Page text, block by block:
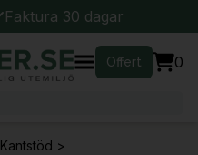
Faktura 30 dagar
Offert 0
Kantstöd >